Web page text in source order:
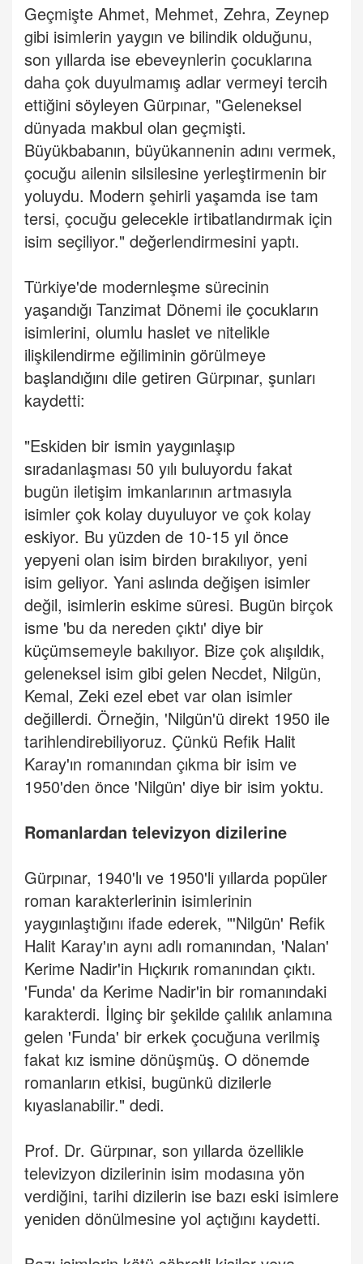
Geçmişte Ahmet, Mehmet, Zehra, Zeynep
gibi isimlerin yaygın ve bilindik olduğunu,
son yıllarda ise ebeveynlerin çocuklarına
daha çok duyulmamış adlar vermeyi tercih
ettiğini söyleyen Gürpınar, "Geleneksel
dünyada makbul olan geçmişti.
Büyükbabanın, büyükannenin adını vermek,
çocuğu ailenin silsilesine yerleştirmenin bir
yoluydu. Modern şehirli yaşamda ise tam
tersi, çocuğu gelecekle irtibatlandırmak için
isim seçiliyor." değerlendirmesini yaptı.
Türkiye'de modernleşme sürecinin
yaşandığı Tanzimat Dönemi ile çocukların
isimlerini, olumlu haslet ve nitelikle
ilişkilendirme eğiliminin görülmeye
başlandığını dile getiren Gürpınar, şunları
kaydetti:
"Eskiden bir ismin yaygınlaşıp
sıradanlaşması 50 yılı buluyordu fakat
bugün iletişim imkanlarının artmasıyla
isimler çok kolay duyuluyor ve çok kolay
eskiyor. Bu yüzden de 10-15 yıl önce
yepyeni olan isim birden bırakılıyor, yeni
isim geliyor. Yani aslında değişen isimler
değil, isimlerin eskime süresi. Bugün birçok
isme 'bu da nereden çıktı' diye bir
küçümsemeyle bakılıyor. Bize çok alışıldık,
geleneksel isim gibi gelen Necdet, Nilgün,
Kemal, Zeki ezel ebet var olan isimler
değillerdi. Örneğin, 'Nilgün'ü direkt 1950 ile
tarihlendirebiliyoruz. Çünkü Refik Halit
Karay'ın romanından çıkma bir isim ve
1950'den önce 'Nilgün' diye bir isim yoktu.
Romanlardan televizyon dizilerine
Gürpınar, 1940'lı ve 1950'li yıllarda popüler
roman karakterlerinin isimlerinin
yaygınlaştığını ifade ederek, "'Nilgün' Refik
Halit Karay'ın aynı adlı romanından, 'Nalan'
Kerime Nadir'in Hıçkırık romanından çıktı.
'Funda' da Kerime Nadir'in bir romanındaki
karakterdi. İlginç bir şekilde çalılık anlamına
gelen 'Funda' bir erkek çocuğuna verilmiş
fakat kız ismine dönüşmüş. O dönemde
romanların etkisi, bugünkü dizilerle
kıyaslanabilir." dedi.
Prof. Dr. Gürpınar, son yıllarda özellikle
televizyon dizilerinin isim modasına yön
verdiğini, tarihi dizilerin ise bazı eski isimlere
yeniden dönülmesine yol açtığını kaydetti.